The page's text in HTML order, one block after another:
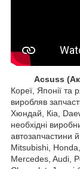
Acsuss
Кореї, Японії та
виробляв
Хюндай, Кіа,
необхідні
автозапчастини
Mitsubishi,
Mercedes, Audi,